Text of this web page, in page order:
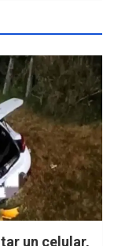
un celular,